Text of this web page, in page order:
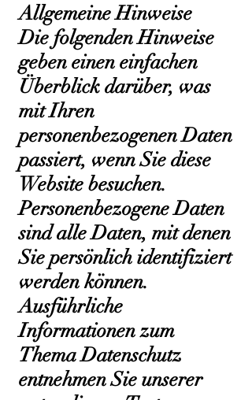
Allgemeine Hinweise
Die folgenden Hinweise
geben einen einfachen
Überblick darüber, was
mit Ihren
personenbezogenen Daten
passiert, wenn Sie diese
Website besuchen.
Personenbezogene Daten
sind alle Daten, mit denen
Sie persönlich identifiziert
werden können.
Ausführliche
Informationen zum
Thema Datenschutz
entnehmen Sie unserer